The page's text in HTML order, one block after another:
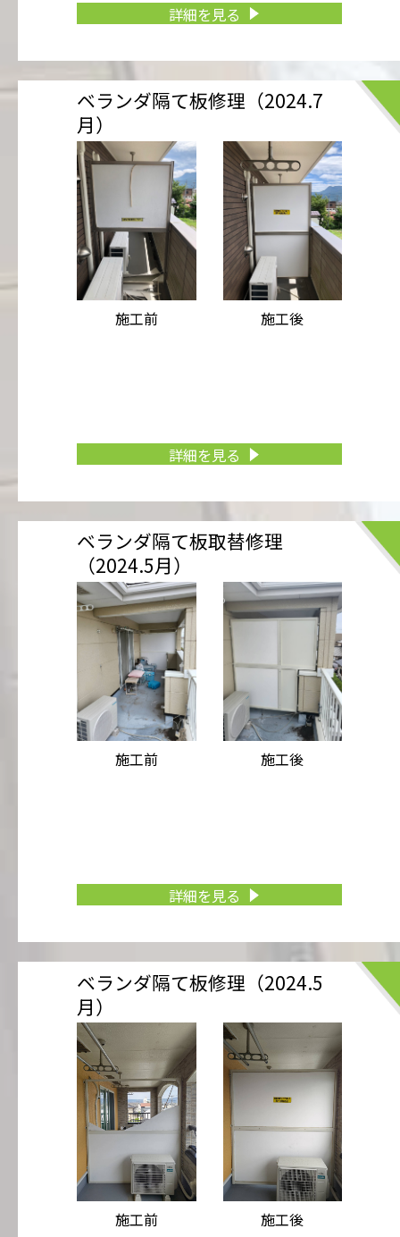
詳細を見る
ベランダ隔て板修理（2024.7
月）
施工前 施工後
詳細を見る
ベランダ隔て板取替修理
（2024.5月）
施工前 施工後
詳細を見る
ベランダ隔て板修理（2024.5
月）
施工前 施工後